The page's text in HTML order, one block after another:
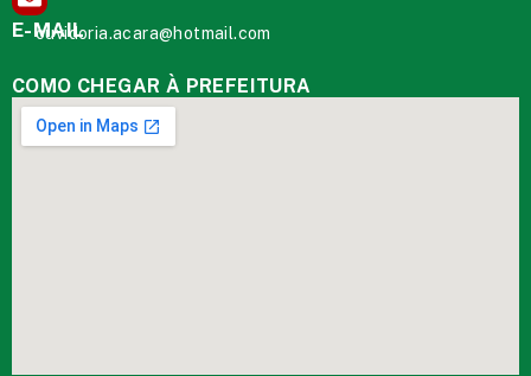
E-MAIL
ouvidoria.acara@hotmail.com
COMO CHEGAR À PREFEITURA